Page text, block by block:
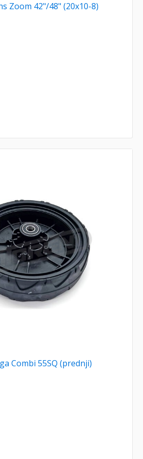
Zoom 42"/48" (20x10-8)
Combi 55SQ (prednji)